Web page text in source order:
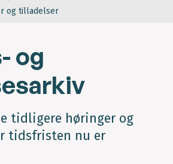
og tilladelser
og
tidligere høringer og
tidsfristen nu er